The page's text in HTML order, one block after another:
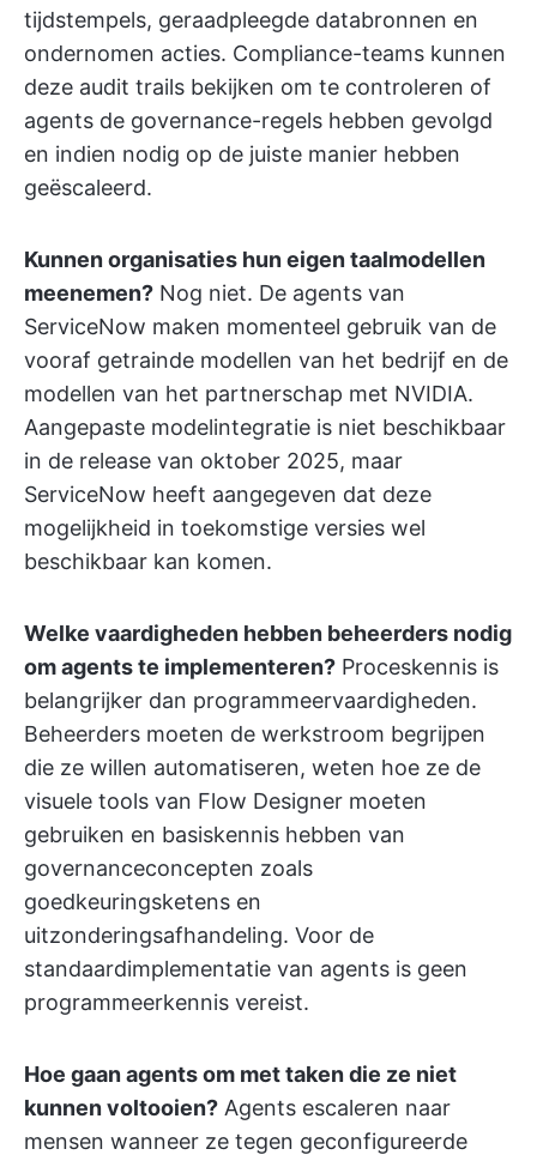
tijdstempels, geraadpleegde databronnen en
ondernomen acties. Compliance-teams kunnen
deze audit trails bekijken om te controleren of
agents de governance-regels hebben gevolgd
en indien nodig op de juiste manier hebben
geëscaleerd.
Kunnen organisaties hun eigen taalmodellen
meenemen? Nog niet. De agents van
ServiceNow maken momenteel gebruik van de
vooraf getrainde modellen van het bedrijf en de
modellen van het partnerschap met NVIDIA.
Aangepaste modelintegratie is niet beschikbaar
in de release van oktober 2025, maar
ServiceNow heeft aangegeven dat deze
mogelijkheid in toekomstige versies wel
beschikbaar kan komen.
Welke vaardigheden hebben beheerders nodig
om agents te implementeren? Proceskennis is
belangrijker dan programmeervaardigheden.
Beheerders moeten de werkstroom begrijpen
die ze willen automatiseren, weten hoe ze de
visuele tools van Flow Designer moeten
gebruiken en basiskennis hebben van
governanceconcepten zoals
goedkeuringsketens en
uitzonderingsafhandeling. Voor de
standaardimplementatie van agents is geen
programmeerkennis vereist.
Hoe gaan agents om met taken die ze niet
kunnen voltooien? Agents escaleren naar
mensen wanneer ze tegen geconfigureerde